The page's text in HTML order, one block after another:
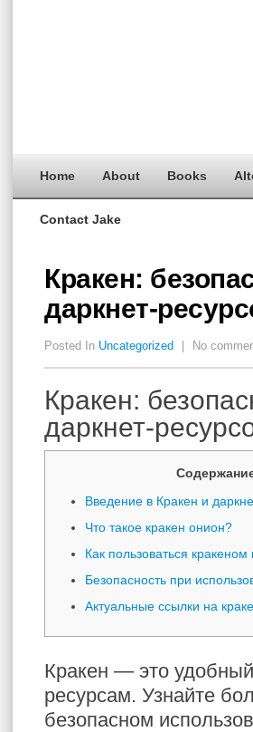
Home About Books
Contact Jake
Кракен:
даркнет-
Posted In Uncategorized No
Кракен:
даркнет-
Введение в Кракен и
Что такое кракен онион?
Как пользоваться кракеном
Безопасность при
Актуальные ссылки на
Кракен — это
ресурсам. Узнайте
безопасном